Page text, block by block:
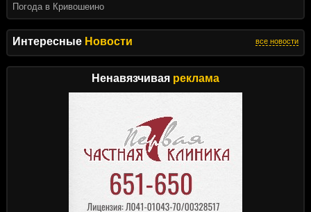
Интересные Новости все новости
Ненавязчивая реклама
Погода в Кривошеино